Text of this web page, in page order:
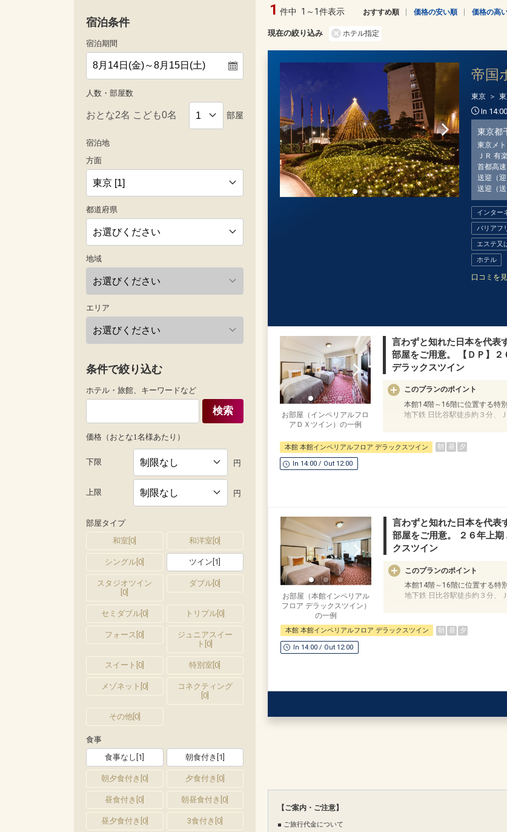
宿泊条件
宿泊期間
人数・部屋数
部屋
宿泊地
方面
都道府県
地域
エリア
条件で絞り込む
ホテル・旅館、キーワードなど
検索
価格（おとな1名様あたり）
下限 円
上限 円
部屋タイプ
和室 0 和洋室 0
シングル 0 ツイン 1
スタジオツイン
0
ダブル 0
セミダブル[ 0] トリプル[ 0]
フォース 0
ジュニアスイー
ト 0
スイート 0 特別室 0
メゾネット 0]
コネクティング
0]
その他[ 0]
食事
食事なし 1 朝食付き 1
朝夕食付き 0] 夕食付き 0]
昼食付き 0 朝昼食付き 0
昼夕食付き 0] 3食付き 0]
現在の絞り込み ホテル指定
1 件中 1～1件表示 おすすめ順 価格の安い順 価格の高
帝国
東京
In
東京都
東京メ
ＪＲ 有
首都高
送迎（
送迎（
インター
バリアフ
エステ又
ホテル
口コミを
お部屋（インペリアルフロ
アＤＸツイン）の一例
言わずと知れた日本を代表
部屋をご用意。 【ＤＰ】
デラックスツイン
このプランのポイント
本館14階～16階に位置する特
地下鉄 日比谷駅徒歩約３分、
●客室内にミネラルウォーター
～【帝国ホテル本館】地上17
◇以来、国際交流やビジネス
ました。
◇世紀を超えて受け継がれて
◇皇居・日比谷公園の緑を望む
・東京メトロ「日比谷駅」
・ＪＲ「有楽町駅」日比谷口
本館インペリアルフロアのご
●本館インペリアルフロアデ
・フロア専任のゲストアテン
ワイン等のアルコール類やソ
・ターンダウンサービス
・ミニバー無料（アルコール
本館 本館インペリアルフロア デラックスツイン 朝 昼 夕
In 14:00 / Out 12:00
お部屋（本館インペリアル
フロア デラックスツイン）
の一例
言わずと知れた日本を代表
部屋をご用意。 ２６年上
クスツイン
このプランのポイント
本館14階～16階に位置する特
地下鉄 日比谷駅徒歩約３分、
●客室内にミネラルウォーター
～【帝国ホテル本館】地上17
際交流やビジネスの舞台とし
紀を超えて受け継がれてきた
望むロケーションは、丸の内
本館インペリアルフロアのご
本館 本館インペリアルフロア デラックスツイン 朝 昼 夕
In 14:00 / Out 12:00
【ご案内・ご注意】
■ ご旅行代金について